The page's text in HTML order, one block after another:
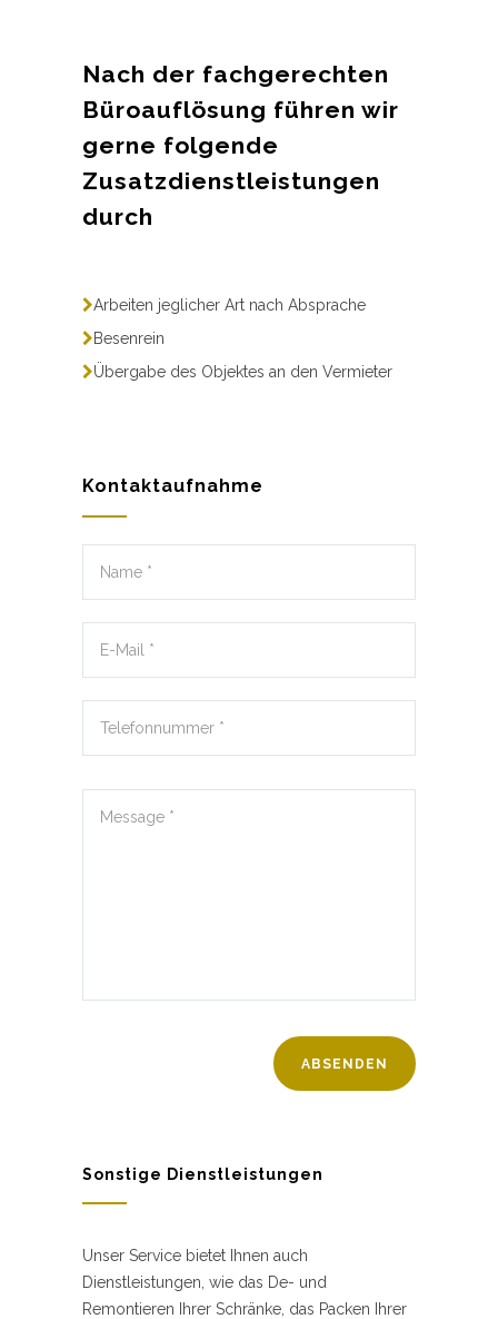
Nach der fachgerechten
Büroauflösung führen wir
gerne folgende
Zusatzdienstleistungen
durch
Arbeiten jeglicher Art nach Absprache
Besenrein
Übergabe des Objektes an den Vermieter
Kontaktaufnahme
Sonstige Dienstleistungen
Unser Service bietet Ihnen auch
Dienstleistungen, wie das De- und
Remontieren Ihrer Schränke, das Packen Ihrer